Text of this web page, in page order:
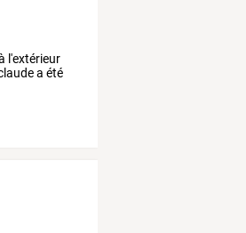
l'extérieur
a été